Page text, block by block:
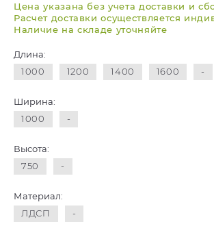
Цена указана без учета доставки и
Расчет доставки осуществляется
Наличие на складе уточняйте
Длина:
1000
1200 1400 1600 -
Ширина:
1000
-
Высота:
750
-
Материал:
ЛДСП
-